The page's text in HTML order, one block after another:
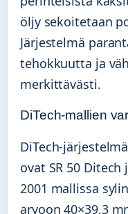
öljy sekoitetaan
Järjestelmä
tehokkuutta ja
merkittävästi.
DiTech-mallien
DiTech-
ovat SR 50 Ditech
2001 mallissa
arvoon 40×39,3